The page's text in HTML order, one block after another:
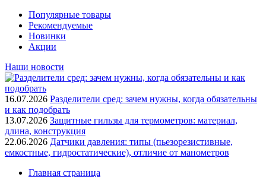
Популярные товары
Рекомендуемые
Новинки
Акции
Наши новости
16.07.2026 Разделители сред: зачем нужны, когда обязательны
и как подобрать
13.07.2026 Защитные гильзы для термометров: материал,
длина, конструкция
22.06.2026 Датчики давления: типы (пьезорезистивные,
емкостные, гидростатические), отличие от манометров
Главная страница